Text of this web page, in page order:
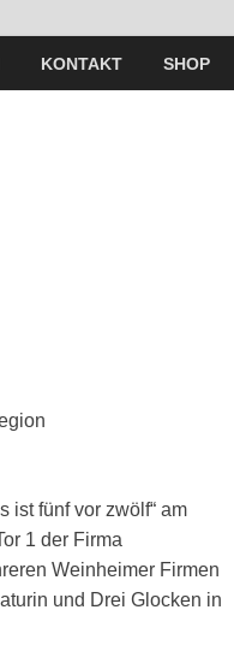
KONTAKT SHOP
ist fünf vor zwölf“ am
1 der Firma
Weinheimer Firmen
und Drei Glocken in